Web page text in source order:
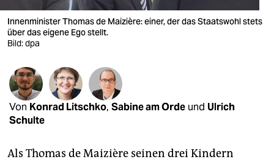
verlag
verlag
shop
fragen & hilfe
unterstützen
abo
Innenminister Thomas de Maizière: einer, der das Staatswohl stets
über das eigene Ego stellt.
Bild: dpa
Von Konrad Litschko, Sabine am Orde und Ulrich
Schulte
Als Thomas de Maizière seinen drei Kindern